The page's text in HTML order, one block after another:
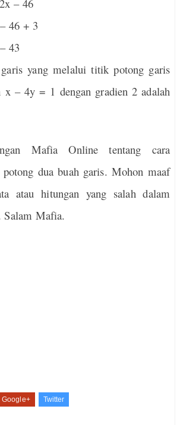
– 46
46 + 3
43
garis yang melalui titik potong garis
– 4y = 1 dengan gradien 2 adalah
Mafia Online tentang cara
dua buah garis. Mohon maaf
atau hitungan yang salah dalam
Salam Mafia.
Google+ Twitter